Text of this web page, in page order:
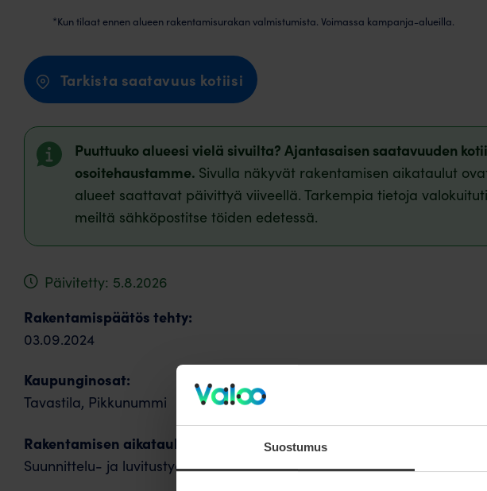
Suostumus
*Kun tilaat ennen alueen rakentamisurakan valmistumista. Voimassa kampanja-alueilla.
Tarkista saatavuus kotiisi
Puuttuuko alueesi vielä sivuilta? Ajantasaisen saatavuuden
osoitehaustamme. Sivulla näkyvät rakentamisen aikataulut
alueet saattavat päivittyä viiveellä. Tarkempia tietoja
meiltä sähköpostitse töiden edetessä.
Päivitetty: 5.8.2026
Rakentamispäätös tehty:
03.09.2024
Kaupunginosat:
Tavastila, Pikkunummi
Rakentamisen aikatauluarviot:
Suunnittelu- ja luvitustyöt käynnissä: 04/2026